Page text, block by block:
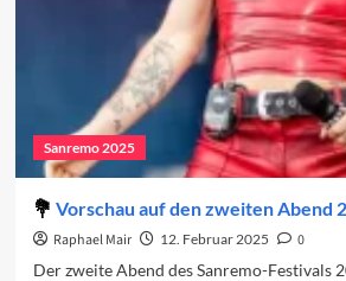
Sanremo 2025
Vorschau auf den zweiten Abend
Raphael Mair 12. Februar 2025
0
Der zweite Abend des Sanremo-Festivals